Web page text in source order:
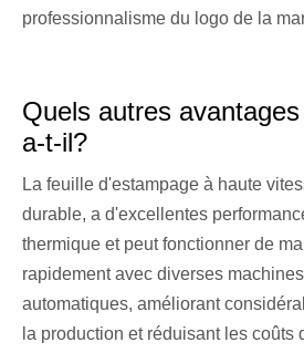
professionnalisme du logo de la
Quels autres
a-t-il?
La feuille d'estampage à haute
durable, a d'excellentes
thermique et peut fonctionner de
rapidement avec diverses
automatiques, améliorant
la production et réduisant les coûts